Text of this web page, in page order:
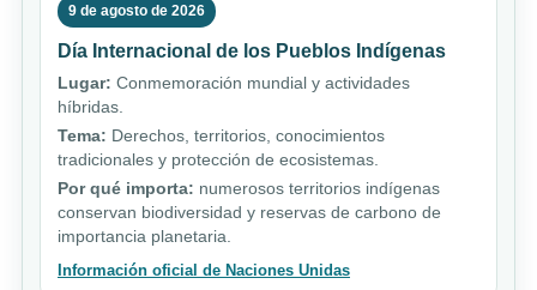
9 de agosto de 2026
Día Internacional de los Pueblos Indígenas
Lugar: Conmemoración mundial y actividades
híbridas.
Tema: Derechos, territorios, conocimientos
tradicionales y protección de ecosistemas.
Por qué importa: numerosos territorios indígenas
conservan biodiversidad y reservas de carbono de
importancia planetaria.
Información oficial de Naciones Unidas